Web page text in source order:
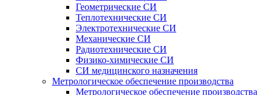
Геометрические СИ
Теплотехнические СИ
Электротехнические СИ
Механические СИ
Радиотехнические СИ
Физико-химические СИ
СИ медицинского назначения
Метрологическое обеспечение производства
Метрологическое обеспечение производства